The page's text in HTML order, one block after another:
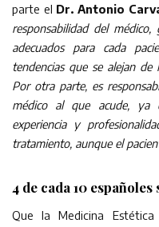
parte el Dr. Antonio
responsabilidad del
adecuados para cada
tendencias que se alejan
Por otra parte, es
médico al que acude, ya
experiencia y
tratamiento, aunque el
4 de cada 10
Que la Medicina